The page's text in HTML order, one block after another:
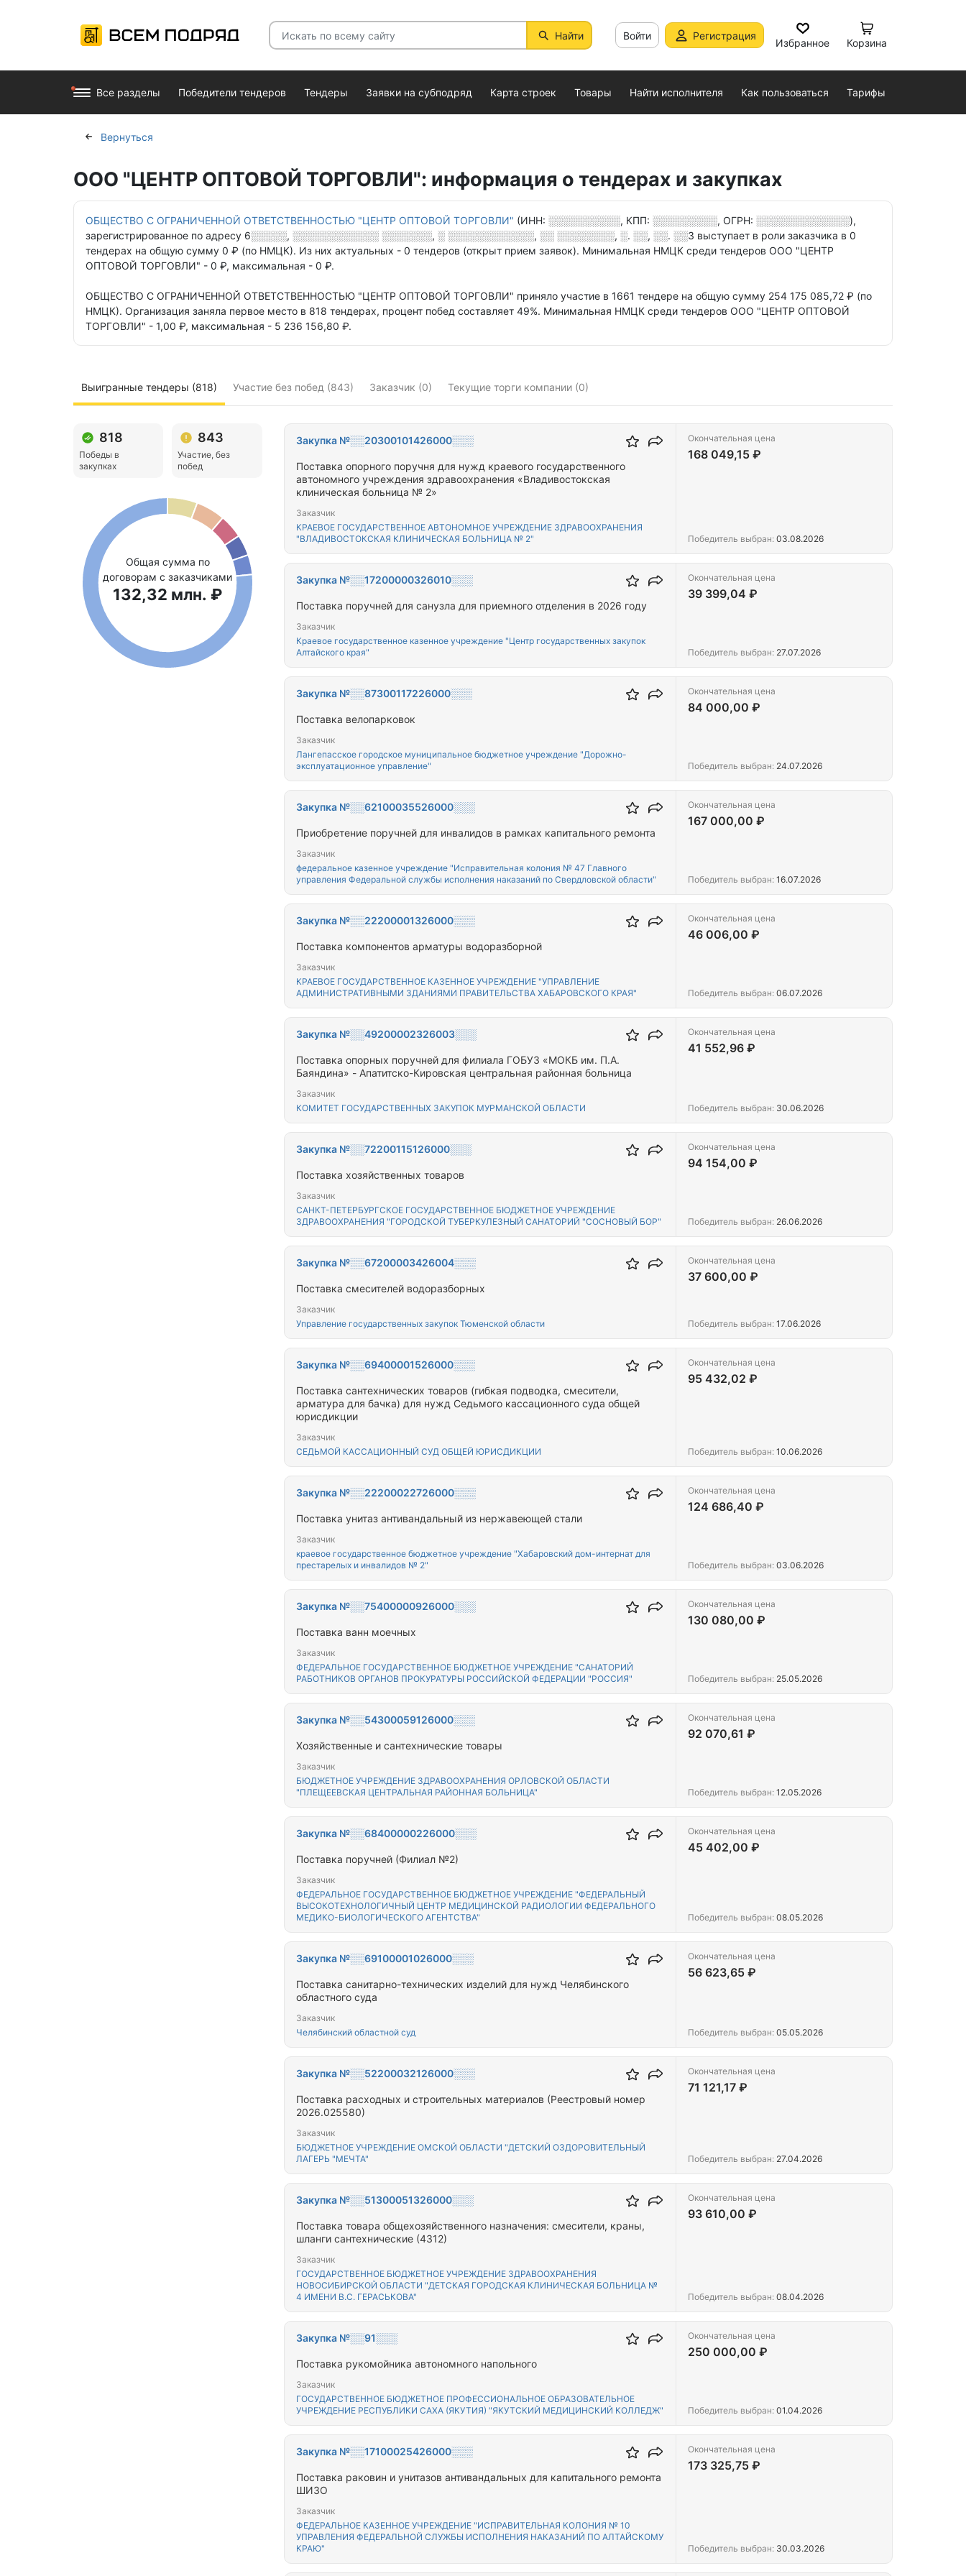
Найти Войти Регистрация
Избранное Корзина
Все разделы Победители тендеров Тендеры Заявки на субподряд Карта строек Товары Найти исполнителя Как пользоваться Тарифы
Вернуться
ООО "ЦЕНТР ОПТОВОЙ ТОРГОВЛИ": информация о тендерах и закупках
ОБЩЕСТВО С ОГРАНИЧЕННОЙ ОТВЕТСТВЕННОСТЬЮ "ЦЕНТР ОПТОВОЙ ТОРГОВЛИ" (ИНН: ░░░░░░░░░░, КПП: ░░░░░░░░░, ОГРН: ░░░░░░░░░░░░░),
зарегистрированное по адресу 6░░░░░, ░░░░░░░░░░░░ ░░░░░░░, ░ ░░░░░░░░░░░░, ░░ ░░░░░░░░, ░. ░░, ░░. ░░3 выступает в роли заказчика в 0
тендерах на общую сумму 0 ₽ (по НМЦК). Из них актуальных - 0 тендеров (открыт прием заявок). Минимальная НМЦК среди тендеров ООО "ЦЕНТР
ОПТОВОЙ ТОРГОВЛИ" - 0 ₽, максимальная - 0 ₽.
ОБЩЕСТВО С ОГРАНИЧЕННОЙ ОТВЕТСТВЕННОСТЬЮ "ЦЕНТР ОПТОВОЙ ТОРГОВЛИ" приняло участие в 1661 тендере на общую сумму 254 175 085,72 ₽ (по
НМЦК). Организация заняла первое место в 818 тендерах, процент побед составляет 49%. Минимальная НМЦК среди тендеров ООО "ЦЕНТР ОПТОВОЙ
ТОРГОВЛИ" - 1,00 ₽, максимальная - 5 236 156,80 ₽.
Выигранные тендеры (818) Участие без побед (843) Заказчик (0) Текущие торги компании (0)
818
Победы в
закупках
843
Участие, без
побед
Общая сумма по
договорам с заказчиками
132,32 млн. ₽
Закупка №░░20300101426000░░░
Поставка опорного поручня для нужд краевого государственного
автономного учреждения здравоохранения «Владивостокская
клиническая больница № 2»
Заказчик
КРАЕВОЕ ГОСУДАРСТВЕННОЕ АВТОНОМНОЕ УЧРЕЖДЕНИЕ ЗДРАВООХРАНЕНИЯ
"ВЛАДИВОСТОКСКАЯ КЛИНИЧЕСКАЯ БОЛЬНИЦА № 2"
Окончательная цена
168 049,15 ₽
Победитель выбран: 03.08.2026
Закупка №░░17200000326010░░░
Поставка поручней для санузла для приемного отделения в 2026 году
Заказчик
Краевое государственное казенное учреждение "Центр государственных закупок
Алтайского края"
Окончательная цена
39 399,04 ₽
Победитель выбран: 27.07.2026
Закупка №░░87300117226000░░░
Поставка велопарковок
Заказчик
Лангепасское городское муниципальное бюджетное учреждение "Дорожно-
эксплуатационное управление"
Окончательная цена
84 000,00 ₽
Победитель выбран: 24.07.2026
Закупка №░░62100035526000░░░
Приобретение поручней для инвалидов в рамках капитального ремонта
Заказчик
федеральное казенное учреждение "Исправительная колония № 47 Главного
управления Федеральной службы исполнения наказаний по Свердловской области"
Окончательная цена
167 000,00 ₽
Победитель выбран: 16.07.2026
Закупка №░░22200001326000░░░
Поставка компонентов арматуры водоразборной
Заказчик
КРАЕВОЕ ГОСУДАРСТВЕННОЕ КАЗЕННОЕ УЧРЕЖДЕНИЕ "УПРАВЛЕНИЕ
АДМИНИСТРАТИВНЫМИ ЗДАНИЯМИ ПРАВИТЕЛЬСТВА ХАБАРОВСКОГО КРАЯ"
Окончательная цена
46 006,00 ₽
Победитель выбран: 06.07.2026
Закупка №░░49200002326003░░░
Поставка опорных поручней для филиала ГОБУЗ «МОКБ им. П.А.
Баяндина» - Апатитско-Кировская центральная районная больница
Заказчик
КОМИТЕТ ГОСУДАРСТВЕННЫХ ЗАКУПОК МУРМАНСКОЙ ОБЛАСТИ
Окончательная цена
41 552,96 ₽
Победитель выбран: 30.06.2026
Закупка №░░72200115126000░░░
Поставка хозяйственных товаров
Заказчик
САНКТ-ПЕТЕРБУРГСКОЕ ГОСУДАРСТВЕННОЕ БЮДЖЕТНОЕ УЧРЕЖДЕНИЕ
ЗДРАВООХРАНЕНИЯ "ГОРОДСКОЙ ТУБЕРКУЛЕЗНЫЙ САНАТОРИЙ "СОСНОВЫЙ БОР"
Окончательная цена
94 154,00 ₽
Победитель выбран: 26.06.2026
Закупка №░░67200003426004░░░
Поставка смесителей водоразборных
Заказчик
Управление государственных закупок Тюменской области
Окончательная цена
37 600,00 ₽
Победитель выбран: 17.06.2026
Закупка №░░69400001526000░░░
Поставка сантехнических товаров (гибкая подводка, смесители,
арматура для бачка) для нужд Седьмого кассационного суда общей
юрисдикции
Заказчик
СЕДЬМОЙ КАССАЦИОННЫЙ СУД ОБЩЕЙ ЮРИСДИКЦИИ
Окончательная цена
95 432,02 ₽
Победитель выбран: 10.06.2026
Закупка №░░22200022726000░░░
Поставка унитаз антивандальный из нержавеющей стали
Заказчик
краевое государственное бюджетное учреждение "Хабаровский дом-интернат для
престарелых и инвалидов № 2"
Окончательная цена
124 686,40 ₽
Победитель выбран: 03.06.2026
Закупка №░░75400000926000░░░
Поставка ванн моечных
Заказчик
ФЕДЕРАЛЬНОЕ ГОСУДАРСТВЕННОЕ БЮДЖЕТНОЕ УЧРЕЖДЕНИЕ "САНАТОРИЙ
РАБОТНИКОВ ОРГАНОВ ПРОКУРАТУРЫ РОССИЙСКОЙ ФЕДЕРАЦИИ "РОССИЯ"
Окончательная цена
130 080,00 ₽
Победитель выбран: 25.05.2026
Закупка №░░54300059126000░░░
Хозяйственные и сантехнические товары
Заказчик
БЮДЖЕТНОЕ УЧРЕЖДЕНИЕ ЗДРАВООХРАНЕНИЯ ОРЛОВСКОЙ ОБЛАСТИ
"ПЛЕЩЕЕВСКАЯ ЦЕНТРАЛЬНАЯ РАЙОННАЯ БОЛЬНИЦА"
Окончательная цена
92 070,61 ₽
Победитель выбран: 12.05.2026
Закупка №░░68400000226000░░░
Поставка поручней (Филиал №2)
Заказчик
ФЕДЕРАЛЬНОЕ ГОСУДАРСТВЕННОЕ БЮДЖЕТНОЕ УЧРЕЖДЕНИЕ "ФЕДЕРАЛЬНЫЙ
ВЫСОКОТЕХНОЛОГИЧНЫЙ ЦЕНТР МЕДИЦИНСКОЙ РАДИОЛОГИИ ФЕДЕРАЛЬНОГО
МЕДИКО-БИОЛОГИЧЕСКОГО АГЕНТСТВА"
Окончательная цена
45 402,00 ₽
Победитель выбран: 08.05.2026
Закупка №░░69100001026000░░░
Поставка санитарно-технических изделий для нужд Челябинского
областного суда
Заказчик
Челябинский областной суд
Окончательная цена
56 623,65 ₽
Победитель выбран: 05.05.2026
Закупка №░░52200032126000░░░
Поставка расходных и строительных материалов (Реестровый номер
2026.025580)
Заказчик
БЮДЖЕТНОЕ УЧРЕЖДЕНИЕ ОМСКОЙ ОБЛАСТИ "ДЕТСКИЙ ОЗДОРОВИТЕЛЬНЫЙ
ЛАГЕРЬ "МЕЧТА"
Окончательная цена
71 121,17 ₽
Победитель выбран: 27.04.2026
Закупка №░░51300051326000░░░
Поставка товара общехозяйственного назначения: смесители, краны,
шланги сантехнические (4312)
Заказчик
ГОСУДАРСТВЕННОЕ БЮДЖЕТНОЕ УЧРЕЖДЕНИЕ ЗДРАВООХРАНЕНИЯ
НОВОСИБИРСКОЙ ОБЛАСТИ "ДЕТСКАЯ ГОРОДСКАЯ КЛИНИЧЕСКАЯ БОЛЬНИЦА №
4 ИМЕНИ В.С. ГЕРАСЬКОВА"
Окончательная цена
93 610,00 ₽
Победитель выбран: 08.04.2026
Закупка №░░91░░░
Поставка рукомойника автономного напольного
Заказчик
ГОСУДАРСТВЕННОЕ БЮДЖЕТНОЕ ПРОФЕССИОНАЛЬНОЕ ОБРАЗОВАТЕЛЬНОЕ
УЧРЕЖДЕНИЕ РЕСПУБЛИКИ САХА (ЯКУТИЯ) "ЯКУТСКИЙ МЕДИЦИНСКИЙ КОЛЛЕДЖ"
Окончательная цена
250 000,00 ₽
Победитель выбран: 01.04.2026
Закупка №░░17100025426000░░░
Поставка раковин и унитазов антивандальных для капитального ремонта
ШИЗО
Заказчик
ФЕДЕРАЛЬНОЕ КАЗЕННОЕ УЧРЕЖДЕНИЕ "ИСПРАВИТЕЛЬНАЯ КОЛОНИЯ № 10
УПРАВЛЕНИЯ ФЕДЕРАЛЬНОЙ СЛУЖБЫ ИСПОЛНЕНИЯ НАКАЗАНИЙ ПО АЛТАЙСКОМУ
КРАЮ"
Окончательная цена
173 325,75 ₽
Победитель выбран: 30.03.2026